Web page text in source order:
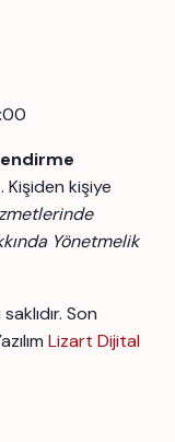
Kişiden kişiye
Yönetmelik
Son
Lizart Dijital